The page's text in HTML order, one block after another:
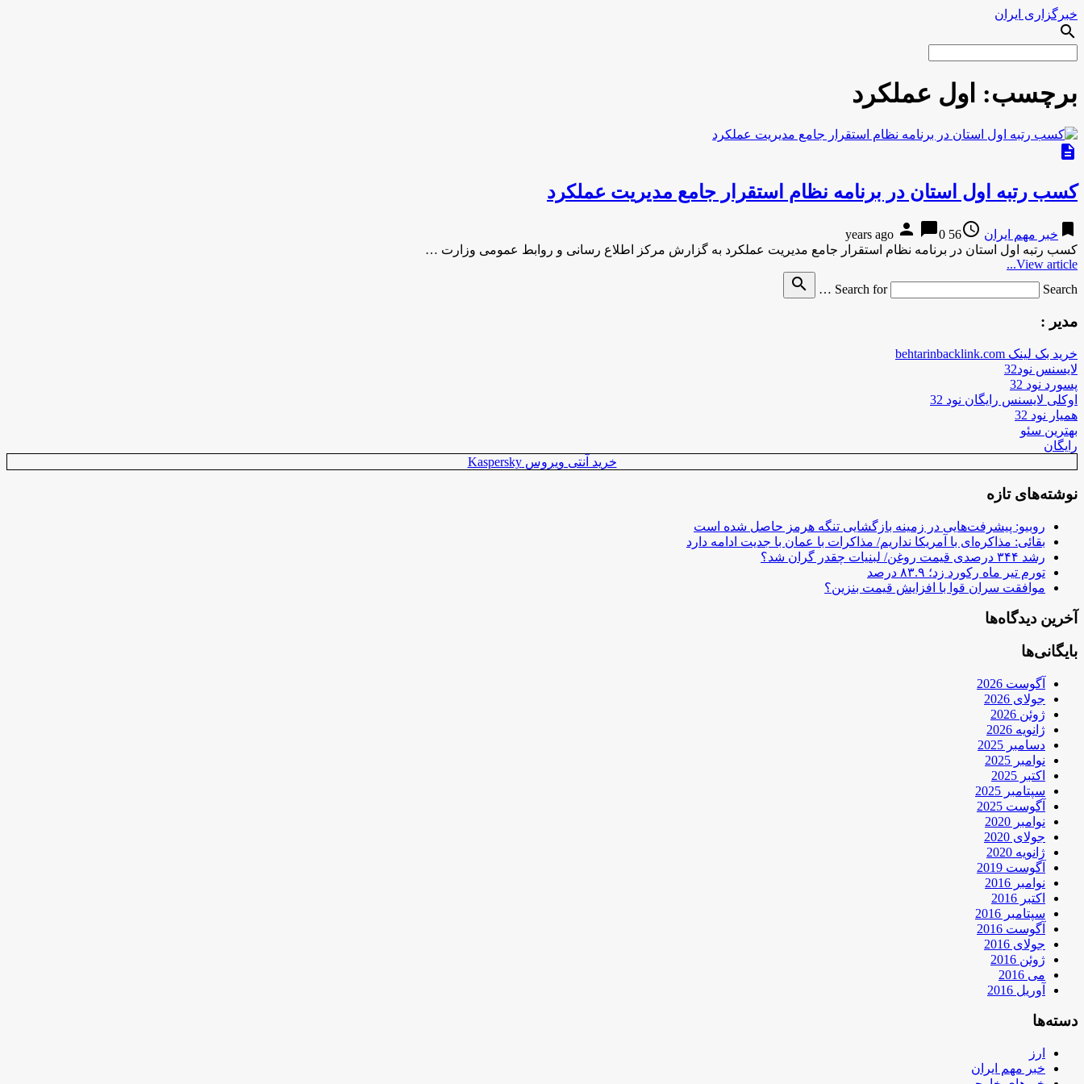
خبرگزاری ایران
search
برچسب: اول عملکرد
description
کسب رتبه اول استان در برنامه نظام استقرار جامع مدیریت عملکرد
bookmark خبر مهم ایران access_time
56 years ago
person chat_bubble0
کسب رتبه اول استان در برنامه نظام استقرار جامع مدیریت عملکرد به گزارش مركز اطلاع رسانی و روابط عمومی وزارت …
View article...
Search for
Search …
search
مدیر :
خرید بک لینک behtarinbacklink.com
لایسنس نود32
پسورد نود 32
اوکلی لایسنس رایگان نود 32
همیار نود 32
بهترین سئو
رایگان
خرید آنتی ویروس Kaspersky
نوشته‌های تازه
روبیو: پیشرفت‌هایی در زمینه بازگشایی تنگه هرمز حاصل شده است
بقائی: مذاکره‌ای با آمریکا نداریم/ مذاکرات با عمان با جدیت ادامه دارد
رشد ۳۴۴ درصدی قیمت روغن/ لبنیات چقدر گران شد؟
تورم تیر ماه رکورد زد؛ ۸۳.۹ درصد
موافقت سران قوا با افزایش قیمت بنزین؟
آخرین دیدگاه‌ها
بایگانی‌ها
آگوست 2026
جولای 2026
ژوئن 2026
ژانویه 2026
دسامبر 2025
نوامبر 2025
اکتبر 2025
سپتامبر 2025
آگوست 2025
نوامبر 2020
جولای 2020
ژانویه 2020
آگوست 2019
نوامبر 2016
اکتبر 2016
سپتامبر 2016
آگوست 2016
جولای 2016
ژوئن 2016
می 2016
آوریل 2016
دسته‌ها
ارز
خبر مهم ایران